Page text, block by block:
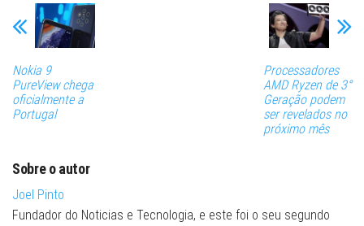
Nokia 9
PureView chega
oficialmente a
Portugal
Processadores
AMD Ryzen de 3°
Geração podem
ser revelados no
próximo mês
Sobre o autor
Joel Pinto
Fundador do Noticias e Tecnologia, e este foi o seu segundo